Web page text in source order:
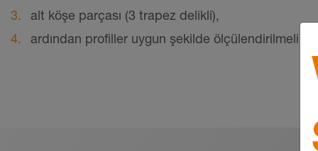
alt köşe parçası (3 trapez delikli),
ardından profiller uygun şekilde ölçülendirilmeli